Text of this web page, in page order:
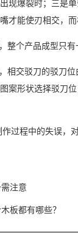
现爆裂时；三是
才能使刃相交，
产品成型只有
驳刀的驳刀位
案形状选择驳刀
过程中的失误，
注意
板都有哪些？